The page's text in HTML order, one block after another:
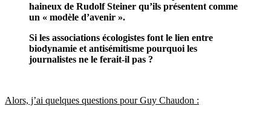
haineux de Rudolf Steiner qu’ils présentent comme
un « modèle d’avenir ».
Si les associations écologistes font le lien entre
biodynamie et antisémitisme pourquoi les
journalistes ne le ferait-il pas ?
Alors, j’ai quelques questions pour Guy Chaudon :